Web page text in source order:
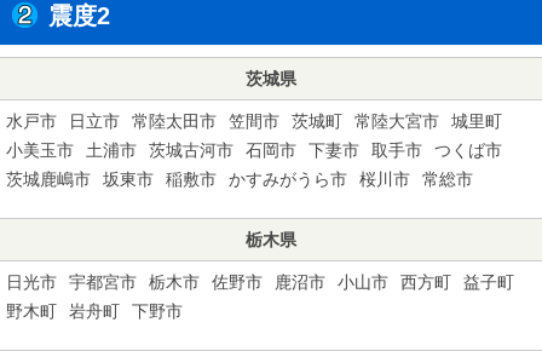
震度2
茨城県
水戸市 日立市 常陸太田市 笠間市 茨城町 常陸大宮市
城里町
小美玉市
土浦市 茨城古河市 石岡市 下妻市 取手市
つくば市
茨城鹿嶋市
坂東市 稲敷市 かすみがうら市 桜川市 常総市
栃木県
日光市 宇都宮市 栃木市 佐野市 鹿沼市 小山市 西方町
益子町
野木町
岩舟町 下野市